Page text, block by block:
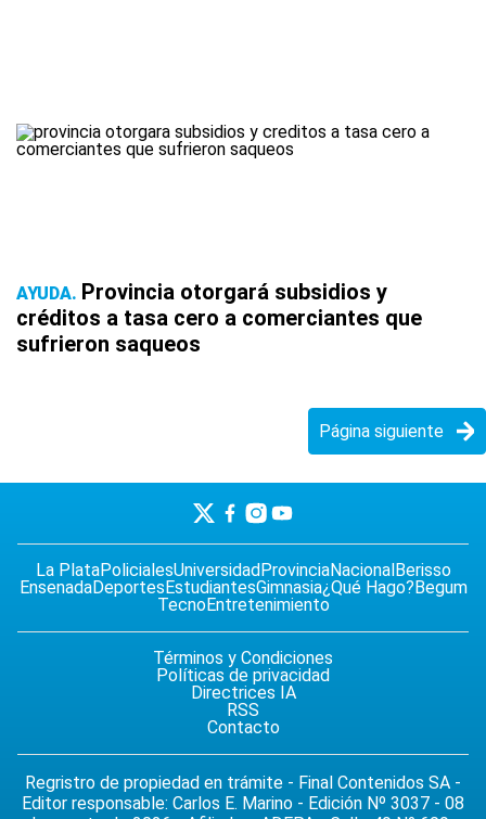
AYUDA Provincia otorgará subsidios y
créditos a tasa cero a comerciantes que
sufrieron saqueos
Página siguiente
La PlataPolicialesUniversidadProvinciaNacionalBerisso
EnsenadaDeportesEstudiantesGimnasia¿Qué Hago?Begum
TecnoEntretenimiento
Términos y Condiciones
Políticas de privacidad
Directrices IA
RSS
Contacto
Regristro de propiedad en trámite - Final Contenidos SA -
Editor responsable: Carlos E. Marino - Edición Nº 3037 - 08